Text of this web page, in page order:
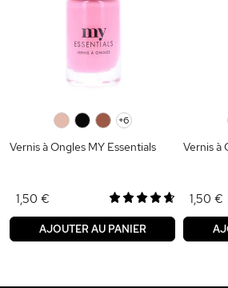
+6
Vernis à Ongles MY Essentials
1,50 €
AJOUTER AU PANIER
Vernis à
1,50 €